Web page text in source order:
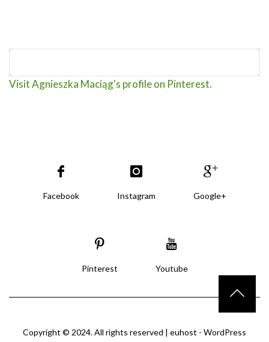
Visit Agnieszka Maciąg's profile on Pinterest.
Facebook Instagram Google+
Pinterest Youtube
Copyright © 2024. All rights reserved | euhost - WordPress